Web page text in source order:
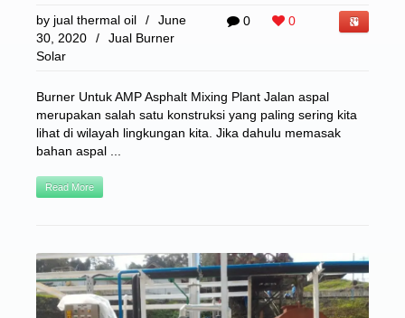
0 0
by jual thermal oil /
June
30, 2020
/
Jual Burner
Solar
Burner Untuk AMP Asphalt Mixing Plant Jalan aspal
merupakan salah satu konstruksi yang paling sering kita
lihat di wilayah lingkungan kita. Jika dahulu memasak
bahan aspal ...
Read More